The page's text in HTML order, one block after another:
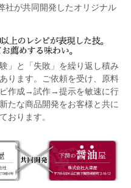
社が共同開発したオリジナル
」と「失敗」を繰り返し積み
ります。ご依頼を受け、原料
作成→試作→提示を敏速に行
たな商品開発をお客様と共に
おります。